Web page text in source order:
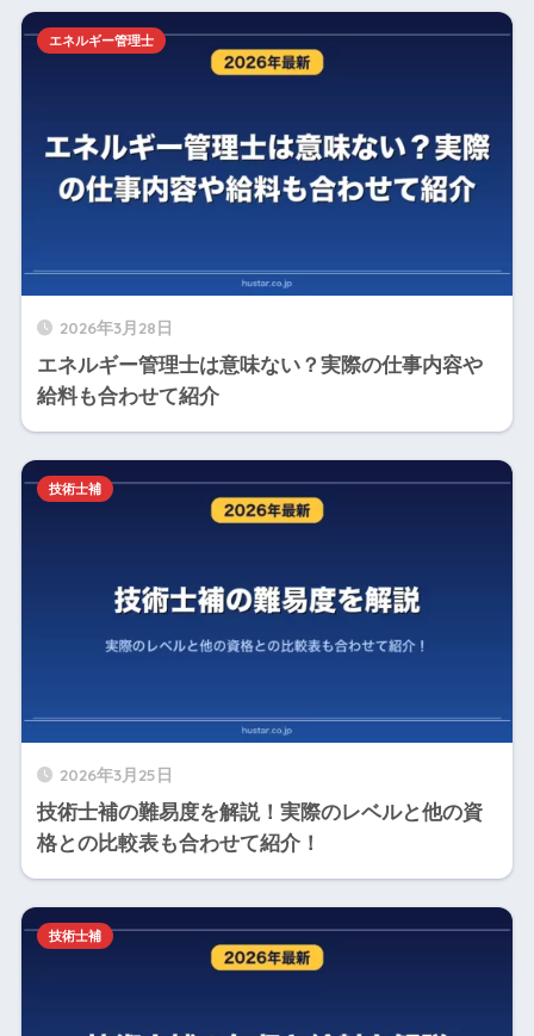
2026年3月28日
エネルギー管理士は意味ない？実際の仕事内容や
給料も合わせて紹介
エネルギー管理士
2026年3月25日
技術士補の難易度を解説！実際のレベルと他の資
格との比較表も合わせて紹介！
技術士補
技術士補